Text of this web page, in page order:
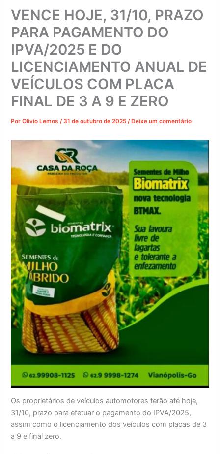
VENCE HOJE, 31/10, PRAZO
PARA PAGAMENTO DO
IPVA/2025 E DO
LICENCIAMENTO ANUAL DE
VEÍCULOS COM PLACA
FINAL DE 3 A 9 E ZERO
PorOlívio Lemos/ 31 de outubro de 2025/ Deixe um comentário
Os proprietários de veículos automotores terão até hoje,
31/10, prazo para efetuar o pagamento do IPVA/2025,
assim como o licenciamento dos veículos com placas de 3
a 9 e final zero.